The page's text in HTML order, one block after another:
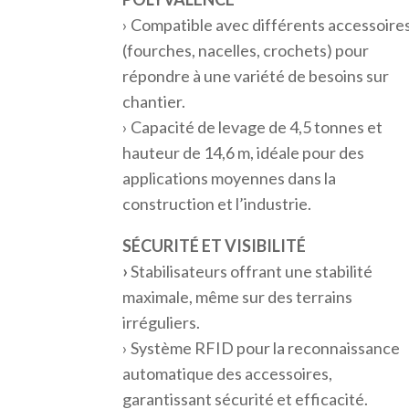
› Compatible avec différents
(fourches, nacelles, crochets) pour
répondre à une variété de besoins sur
chantier.
› Capacité de levage de 4,5 tonnes et
hauteur de 14,6 m, idéale pour des
applications moyennes dans la
construction et l’industrie.
SÉCURITÉ ET VISIBILITÉ
›Stabilisateurs offrant une stabilité
maximale, même sur des terrains
irréguliers.
› Système RFID pour la reconnaissance
automatique des accessoires,
garantissant sécurité et efficacité.